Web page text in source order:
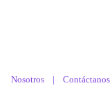
Nosotros | Contáctanos